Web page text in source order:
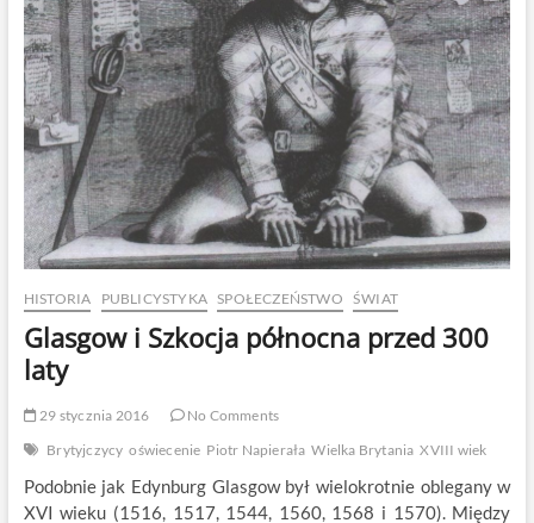
HISTORIA PUBLICYSTYKA SPOŁECZEŃSTWO ŚWIAT
Glasgow i Szkocja północna przed 300
laty
29 stycznia 2016
No Comments
Brytyjczycy oświecenie Piotr Napierała Wielka Brytania XVIII wiek
Podobnie jak Edynburg Glasgow był wielokrotnie oblegany w
XVI wieku (1516, 1517, 1544, 1560, 1568 i 1570). Między